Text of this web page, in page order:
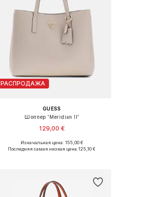
РАСПРОДАЖА
GUESS
Шоппер 'Meridian II'
129,00 €
Доступные размеры: One Size
Изначальная цена: 155,00 €
Последняя самая низкая цена:125,10 €